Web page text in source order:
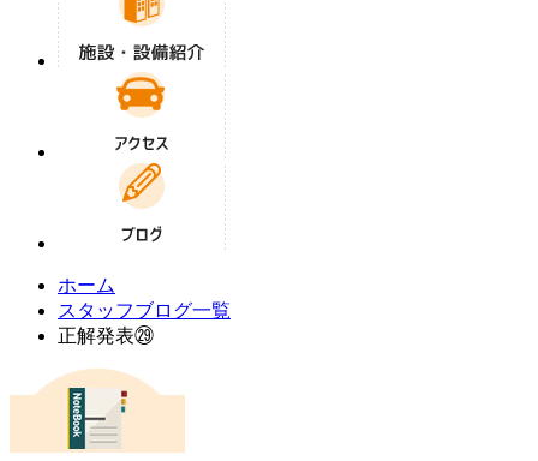
ホーム
スタッフブログ一覧
正解発表㉙